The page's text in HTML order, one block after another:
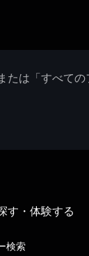
は「すべて
・体験する
検索